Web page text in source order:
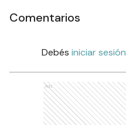
Comentarios
Debés iniciar sesión
Ads